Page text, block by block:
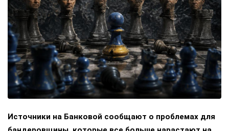
Источники на Банковой сообщают о проблемах для